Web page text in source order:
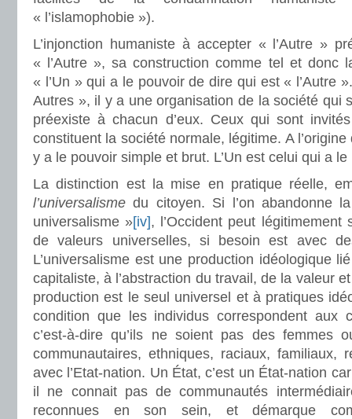
« l’islamophobie »).
L’injonction humaniste à accepter « l’Autre »
« l’Autre », sa construction comme tel et donc
« l’Un » qui a le pouvoir de dire qui est « l’Autre
Autres », il y a une organisation de la société qui
préexiste à chacun d’eux. Ceux qui sont
constituent la société normale, légitime. A
y a le pouvoir simple et brut. L’Un est celui qui a
La distinction est la mise en pratique réelle,
l’universalisme du citoyen. Si l’on abandonne
universalisme »[iv], l’Occident peut légitimement
de valeurs universelles, si besoin est avec
L’universalisme est une production idéologique
capitaliste, à l’abstraction du travail, de la valeur
production est le seul universel et à pratiques
condition que les individus correspondent aux
c’est-à-dire qu’ils ne soient pas des femmes
communautaires, ethniques, raciaux, familiaux,
avec l’Etat-nation. Un État, c’est un État-nation
il ne connait pas de communautés
reconnues en son sein, et démarque